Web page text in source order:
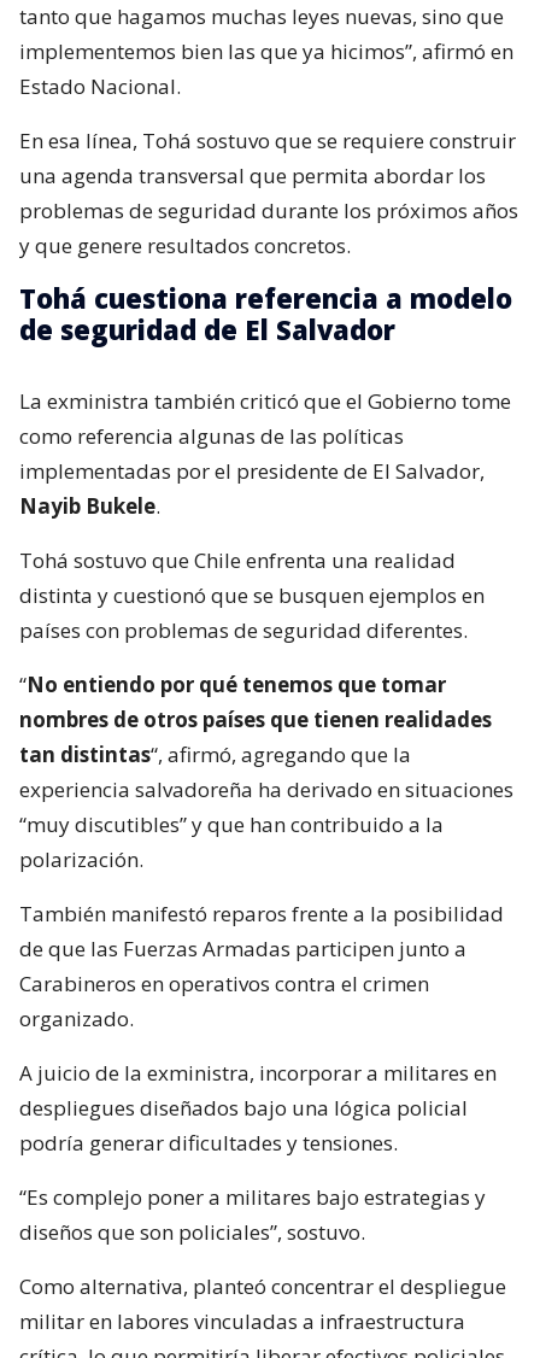
tanto que hagamos muchas leyes nuevas, sino que
implementemos bien las que ya hicimos”, afirmó en
Estado Nacional.
En esa línea, Tohá sostuvo que se requiere construir
una agenda transversal que permita abordar los
problemas de seguridad durante los próximos años
y que genere resultados concretos.
Tohá cuestiona referencia a modelo
de seguridad de El Salvador
La exministra también criticó que el Gobierno tome
como referencia algunas de las políticas
implementadas por el presidente de El Salvador,
Nayib Bukele.
Tohá sostuvo que Chile enfrenta una realidad
distinta y cuestionó que se busquen ejemplos en
países con problemas de seguridad diferentes.
“No entiendo por qué tenemos que tomar
nombres de otros países que tienen realidades
tan distintas“, afirmó, agregando que la
experiencia salvadoreña ha derivado en situaciones
“muy discutibles” y que han contribuido a la
polarización.
También manifestó reparos frente a la posibilidad
de que las Fuerzas Armadas participen junto a
Carabineros en operativos contra el crimen
organizado.
A juicio de la exministra, incorporar a militares en
despliegues diseñados bajo una lógica policial
podría generar dificultades y tensiones.
“Es complejo poner a militares bajo estrategias y
diseños que son policiales”, sostuvo.
Como alternativa, planteó concentrar el despliegue
militar en labores vinculadas a infraestructura